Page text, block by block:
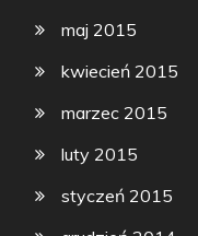
maj 2015
kwiecień 2015
marzec 2015
luty 2015
styczeń 2015